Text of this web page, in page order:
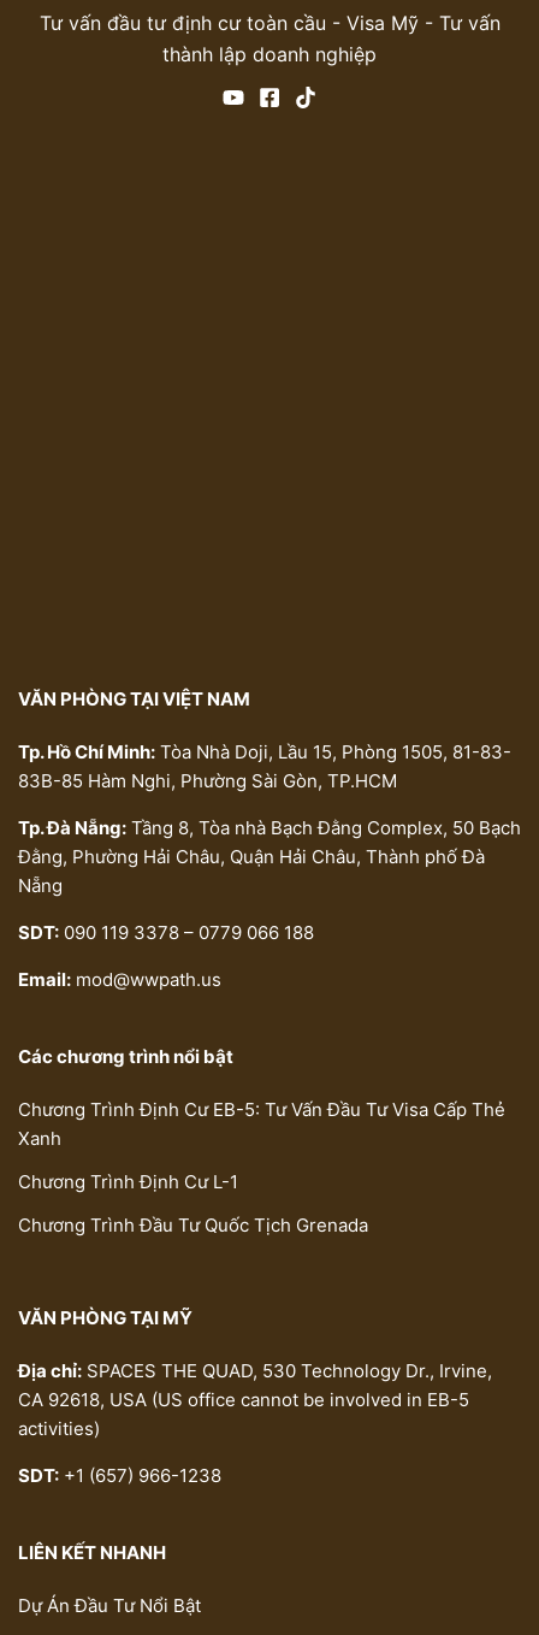
Tư vấn đầu tư định cư toàn cầu - Visa Mỹ - Tư vấn
thành lập doanh nghiệp
VĂN PHÒNG TẠI VIỆT NAM
Tp. Hồ Chí Minh: Tòa Nhà Doji, Lầu 15, Phòng 1505, 81-83-
83B-85 Hàm Nghi, Phường Sài Gòn, TP.HCM
Tp. Đà Nẵng: Tầng 8, Tòa nhà Bạch Đằng Complex, 50 Bạch
Đằng, Phường Hải Châu, Quận Hải Châu, Thành phố Đà
Nẵng
SDT: 090 119 3378 – 0779 066 188
Email: mod@wwpath.us
Các chương trình nổi bật
Chương Trình Định Cư EB-5: Tư Vấn Đầu Tư Visa Cấp Thẻ
Xanh
Chương Trình Định Cư L-1
Chương Trình Đầu Tư Quốc Tịch Grenada
VĂN PHÒNG TẠI MỸ
Địa chỉ: SPACES THE QUAD, 530 Technology Dr., Irvine,
CA 92618, USA (US office cannot be involved in EB-5
activities)
SDT: +1 (657) 966-1238
LIÊN KẾT NHANH
Dự Án Đầu Tư Nổi Bật